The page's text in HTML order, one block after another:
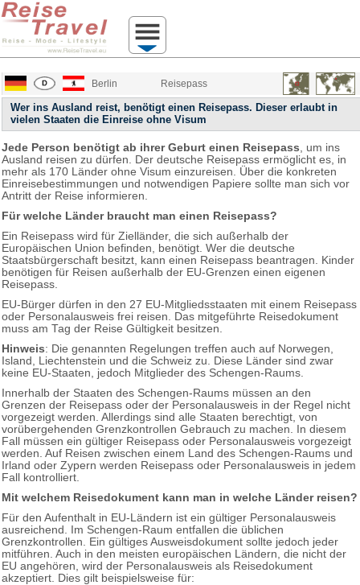
Berlin Reisepass
Wer ins Ausland reist, benötigt einen Reisepass. Dieser erlaubt in
vielen Staaten die Einreise ohne Visum
Jede Person benötigt ab ihrer Geburt einen Reisepass , um ins
Ausland reisen zu dürfen. Der deutsche Reisepass ermöglicht es, in
mehr als 170 Länder ohne Visum einzureisen. Über die konkreten
Einreisebestimmungen und notwendigen Papiere sollte man sich vor
Antritt der Reise informieren.
Für welche Länder braucht man einen Reisepass?
Ein Reisepass wird für Zielländer, die sich außerhalb der
Europäischen Union befinden, benötigt. Wer die deutsche
Staatsbürgerschaft besitzt, kann einen Reisepass beantragen. Kinder
benötigen für Reisen außerhalb der EU-Grenzen einen eigenen
Reisepass.
EU-Bürger dürfen in den 27 EU-Mitgliedsstaaten mit einem Reisepass
oder Personalausweis frei reisen. Das mitgeführte Reisedokument
muss am Tag der Reise Gültigkeit besitzen.
Hinweis: Die genannten Regelungen treffen auch auf Norwegen,
Island, Liechtenstein und die Schweiz zu. Diese Länder sind zwar
keine EU-Staaten, jedoch Mitglieder des Schengen-Raums.
Innerhalb der Staaten des Schengen-Raums müssen an den
Grenzen der Reisepass oder der Personalausweis in der Regel nicht
vorgezeigt werden. Allerdings sind alle Staaten berechtigt, von
vorübergehenden Grenzkontrollen Gebrauch zu machen. In diesem
Fall müssen ein gültiger Reisepass oder Personalausweis vorgezeigt
werden. Auf Reisen zwischen einem Land des Schengen-Raums und
Irland oder Zypern werden Reisepass oder Personalausweis in jedem
Fall kontrolliert.
Mit welchem Reisedokument kann man in welche Länder reisen?
Für den Aufenthalt in EU-Ländern ist ein gültiger Personalausweis
ausreichend. Im Schengen-Raum entfallen die üblichen
Grenzkontrollen. Ein gültiges Ausweisdokument sollte jedoch jeder
mitführen. Auch in den meisten europäischen Ländern, die nicht der
EU angehören, wird der Personalausweis als Reisedokument
akzeptiert. Dies gilt beispielsweise für: